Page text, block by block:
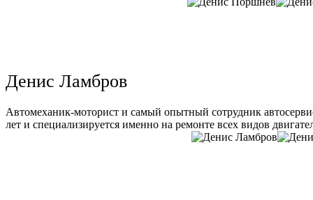
Денис Ламбров
Автомеханик-моторист и самый опытный сотрудник
лет и специализируется именно на ремонте всех видов